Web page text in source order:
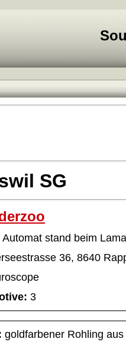
SG
Automat stand beim
36, 8640
3
goldfarbener Rohling